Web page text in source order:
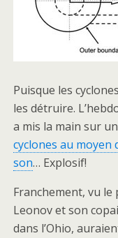
Puisque les
les détruire.
a mis la main sur un
cyclones au moyen
son… Explosif!
Franchement, vu le
Leonov et son
dans l’Ohio,